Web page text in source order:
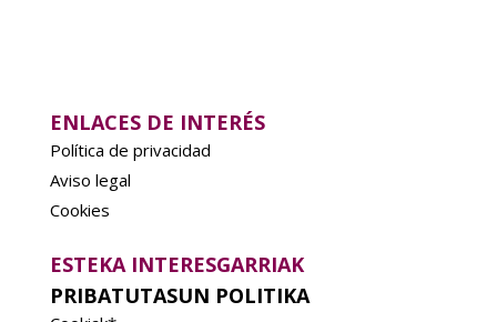
ENLACES DE INTERÉS
Política de privacidad
Aviso legal
Cookies
ESTEKA INTERESGARRIAK
PRIBATUTASUN POLITIKA